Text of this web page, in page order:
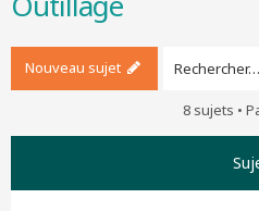
Nouveau sujet
8 sujets •